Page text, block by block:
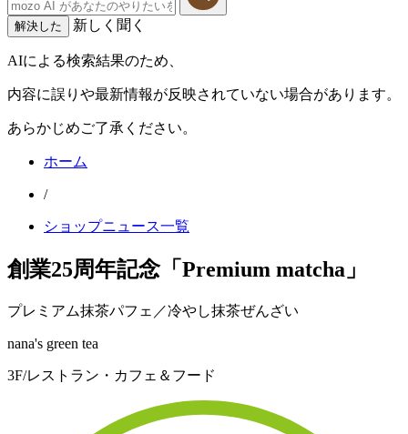
解決した 新しく聞く
AIによる検索結果のため、
内容に誤りや最新情報が反映されていない場合があります。
あらかじめご了承ください。
ホーム
/
ショップニュース一覧
創業25周年記念「Premium matcha」
プレミアム抹茶パフェ／冷やし抹茶ぜんざい
nana's green tea
3F/レストラン・カフェ＆フード